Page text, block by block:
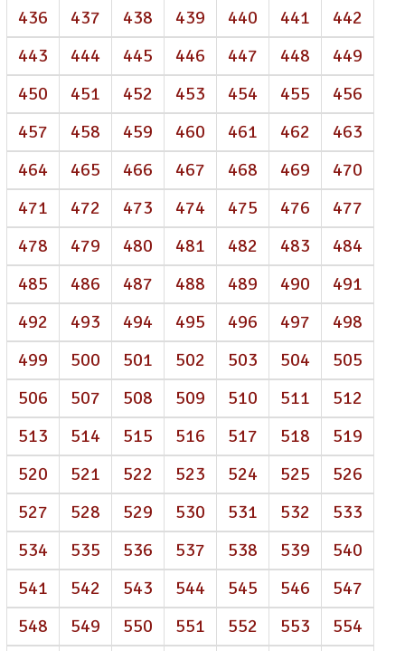
436 437 438 439 440 441
442
443
444 445 446 447 448
449
450
451 452 453 454 455
456
457
458 459 460 461 462
463
464
465 466 467 468 469
470
471
472 473 474 475 476
477
478
479 480 481 482 483
484
485
486 487 488 489 490
491
492
493 494 495 496 497
498
499
500 501 502 503 504
505
506
507 508 509 510 511
512
513
514 515 516 517 518
519
520
521 522 523 524 525
526
527
528 529 530 531 532
533
534
535 536 537 538 539
540
541
542 543 544 545 546
547
548
549 550 551 552 553
554